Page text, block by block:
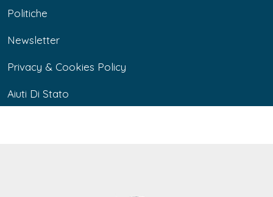
Politiche
Newsletter
Privacy & Cookies Policy
Aiuti Di Stato